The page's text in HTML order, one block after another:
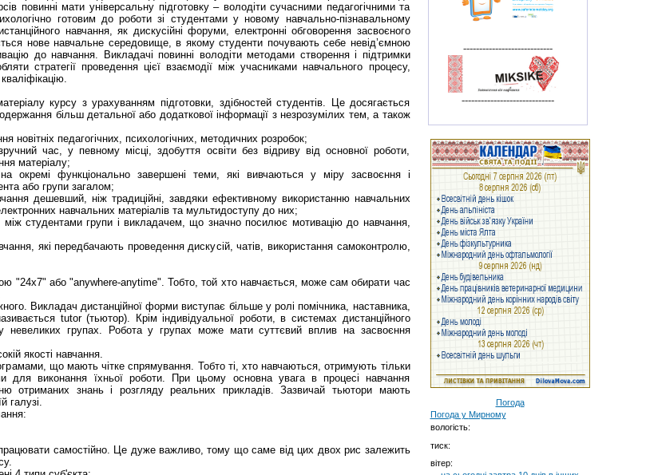
повинні мати універсальну підготовку – володіти сучасними педагогічними та
готовим до роботи зі студентами у новому навчально-пізнавальному
навчання, як дискусійні форуми, електронні обговорення засвоєного
нове навчальне середовище, в якому студенти почувають себе невід’ємною
до навчання. Викладачі повинні володіти методами створення і підтримки
стратегії проведення цієї взаємодії між учасниками навчального процесу,
курсу з урахуванням підготовки, здібностей студентів. Це досягається
більш детальної або додаткової інформації з незрозумілих тем, а також
новітніх педагогічних, психологічних, методичних розробок;
час, у певному місці, здобуття освіти без відриву від основної роботи,
матеріалу;
окремі функціонально завершені теми, які вивчаються у міру засвоєння і
або групи загалом;
дешевший, ніж традиційні, завдяки ефективному використанню навчальних
навчальних матеріалів та мультидоступу до них;
між студентами групи і викладачем, що значно посилює мотивацію до навчання,
які передбачають проведення дискусій, чатів, використання самоконтролю,
"24x7" або "anywhere-anytime". Тобто, той хто навчається, може сам обирати час
Викладач дистанційної форми виступає більше у ролі помічника, наставника,
tutor (тьютор). Крім індивідуальної роботи, в системах дистанційного
у невеликих групах. Робота у групах може мати суттєвий вплив на засвоєння
якості навчання.
що мають чітке спрямування. Тобто ті, хто навчаються, отримують тільки
для виконання їхньої роботи. При цьому основна увага в процесі навчання
отриманих знань і розгляду реальних прикладів. Зазвичай тьютори мають
галузі.
самостійно. Це дуже важливо, тому що саме від цих двох рис залежить
----------------------------
-----------------------------
Погода
Погода у Мирному
вологість:
тиск:
вітер: